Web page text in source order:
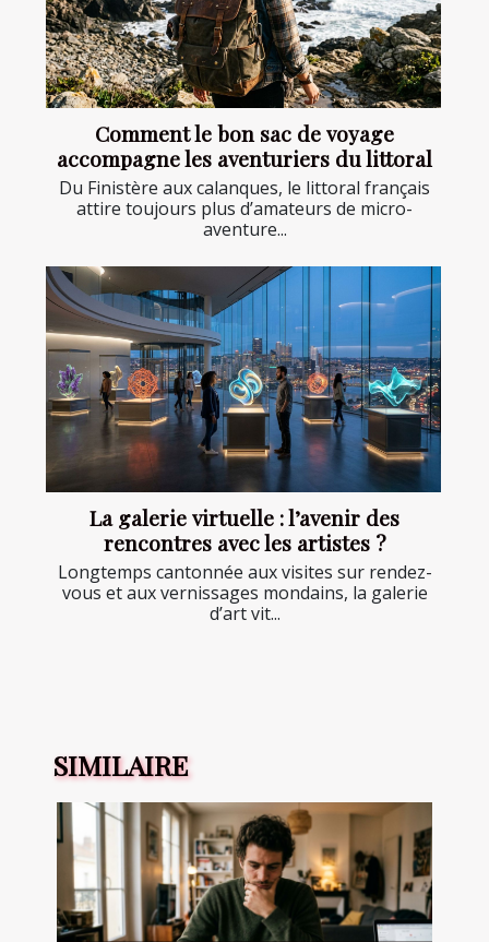
Comment le bon sac de voyage
accompagne les aventuriers du littoral
Du Finistère aux calanques, le littoral français
attire toujours plus d’amateurs de micro-
aventure...
La galerie virtuelle : l’avenir des
rencontres avec les artistes ?
Longtemps cantonnée aux visites sur rendez-
vous et aux vernissages mondains, la galerie
d’art vit...
SIMILAIRE